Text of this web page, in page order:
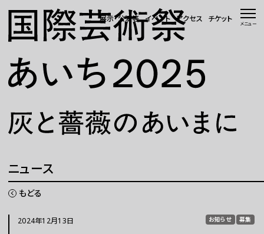
展示・公演等 イベント アクセス チケット メニュー
ニュース 一覧
WEBマガジン
展示・公演等
イベント
ニュース
もどる
2024年12月13日 お知らせ 募集